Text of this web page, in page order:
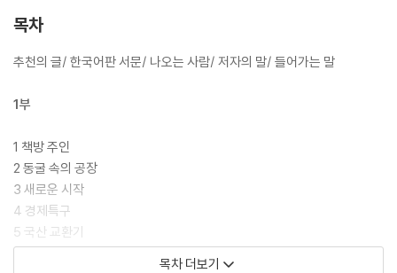
목차
추천의 글/ 한국어판 서문/ 나오는 사람/ 저자의 말/ 들어가는 말
1부
1 책방 주인
2 동굴 속의 공장
3 새로운 시작
4 경제특구
5 국산 교환기
6 공동의 관심사
목차 더보기